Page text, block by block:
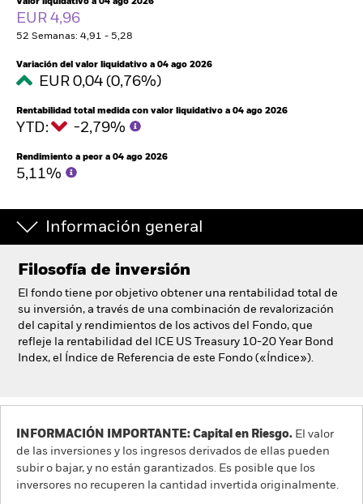
España
Change location
BlackRock
iShares
EUR 4,96
52 Semanas: 4,91 - 5,28
Variación del valor liquidativo a 04 ago 2026
EUR 0,04 (0,76%)
Rentabilidad total medida con valor liquidativo a 04 ago 2026
YTD: -2,79%
Rendimiento a peor a 04 ago 2026
5,11%
Información general
Filosofía de inversión
El fondo tiene por objetivo obtener una rentabilidad total de
su inversión, a través de una combinación de revalorización
del capital y rendimientos de los activos del Fondo, que
refleje la rentabilidad del ICE US Treasury 10-20 Year Bond
Index, el Índice de Referencia de este Fondo («Índice»).
INFORMACIÓN IMPORTANTE: Capital en Riesgo. El valor
de las inversiones y los ingresos derivados de ellas pueden
subir o bajar, y no están garantizados. Es posible que los
inversores no recuperen la cantidad invertida originalmente.